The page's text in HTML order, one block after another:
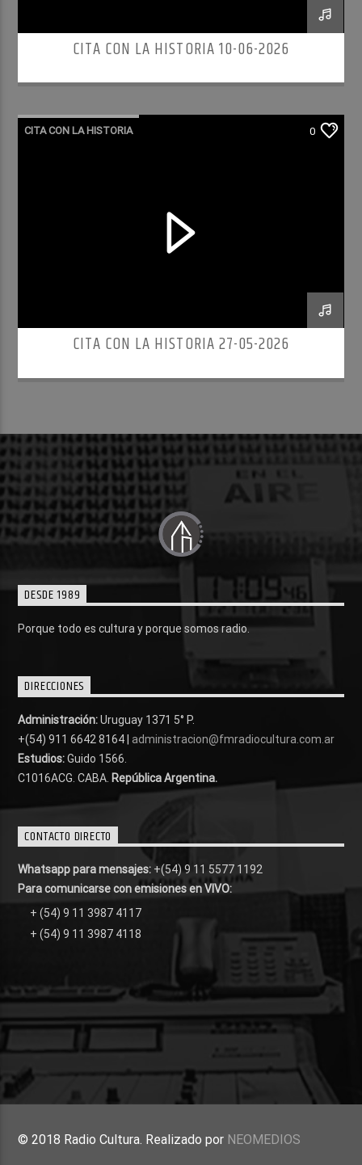
CITA CON LA HISTORIA 10-06-2026
CITA CON LA HISTORIA 0
CITA CON LA HISTORIA 27-05-2026
DESDE 1989
Porque todo es cultura y porque somos radio.
DIRECCIONES
Administración:Uruguay 1371 5° P.
+(54) 911 6642 8164 | administracion@fmradiocultura.com.ar
Estudios:Guido 1566.
C1016ACG. CABA. República Argentina.
CONTACTO DIRECTO
Whatsapp para mensajes: +(54) 9 11 5577 1192
Para comunicarse con emisiones en VIVO:
+ (54) 9 11 3987 4117
+ (54) 9 11 3987 4118
© 2018 Radio Cultura. Realizado por NEOMEDIOS